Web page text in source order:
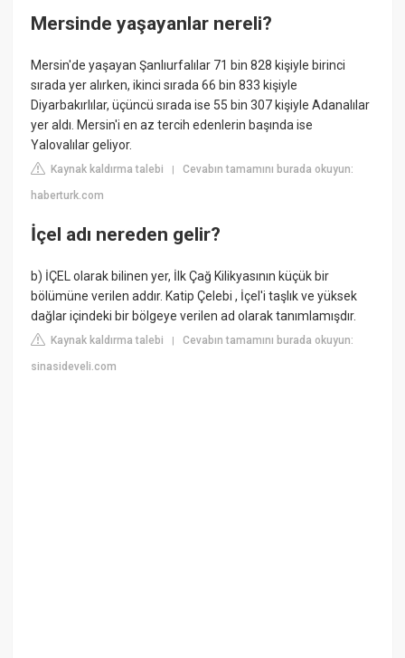
Mersinde yaşayanlar nereli?
Mersin'de yaşayan Şanlıurfalılar 71 bin 828 kişiyle birinci
sırada yer alırken, ikinci sırada 66 bin 833 kişiyle
Diyarbakırlılar, üçüncü sırada ise 55 bin 307 kişiyle Adanalılar
yer aldı. Mersin'i en az tercih edenlerin başında ise
Yalovalılar geliyor.
Kaynak kaldırma talebi |Cevabın tamamını burada okuyun:
haberturk.com
İçel adı nereden gelir?
b) İÇEL olarak bilinen yer, İlk Çağ Kilikyasının küçük bir
bölümüne verilen addır. Katip Çelebi , İçel'i taşlık ve yüksek
dağlar içindeki bir bölgeye verilen ad olarak tanımlamışdır.
Kaynak kaldırma talebi |Cevabın tamamını burada okuyun:
sinasideveli.com